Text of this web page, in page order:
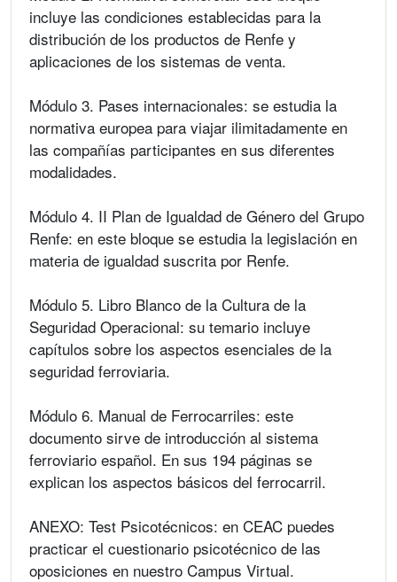
incluye las condiciones establecidas para la
distribución de los productos de Renfe y
aplicaciones de los sistemas de venta.
Módulo 3. Pases internacionales: se estudia la
normativa europea para viajar ilimitadamente en
las compañías participantes en sus diferentes
modalidades.
Módulo 4. II Plan de Igualdad de Género del Grupo
Renfe: en este bloque se estudia la legislación en
materia de igualdad suscrita por Renfe.
Módulo 5. Libro Blanco de la Cultura de la
Seguridad Operacional: su temario incluye
capítulos sobre los aspectos esenciales de la
seguridad ferroviaria.
Módulo 6. Manual de Ferrocarriles: este
documento sirve de introducción al sistema
ferroviario español. En sus 194 páginas se
explican los aspectos básicos del ferrocarril.
ANEXO: Test Psicotécnicos: en CEAC puedes
practicar el cuestionario psicotécnico de las
oposiciones en nuestro Campus Virtual.